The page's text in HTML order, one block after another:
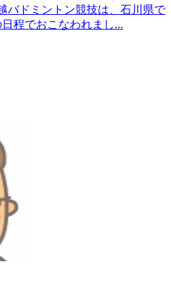
バドミントン競技は、石川県で
程でおこなわれまし...